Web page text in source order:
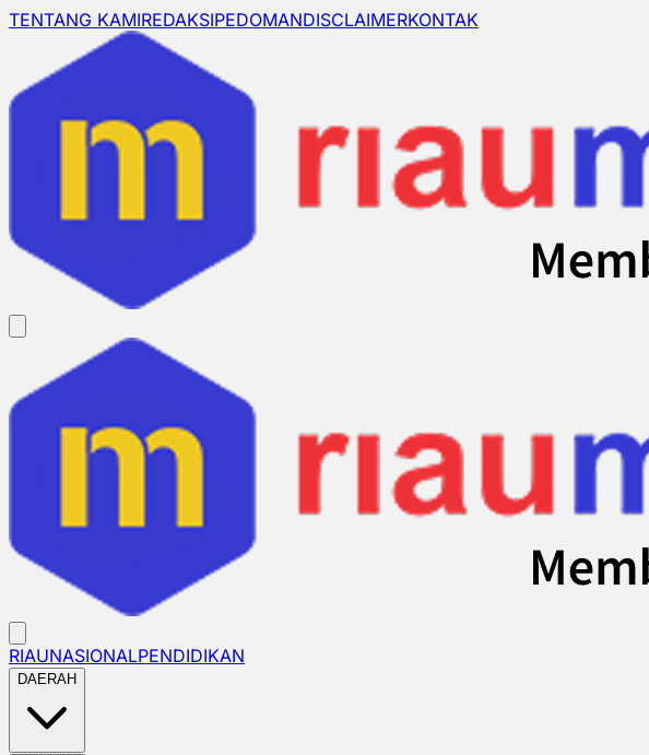
TENTANG KAMIREDAKSIPEDOMANDISCLAIMERKONTAK
RIAUNASIONALPENDIDIKAN
DAERAH